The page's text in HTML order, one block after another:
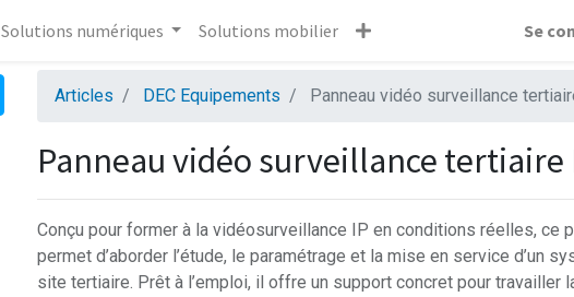
Solutions numériques Solutions mobilier Se
Articles DEC Equipements Panneau vidéo surveillance
Panneau vidéo surveillance tertiaire
Conçu pour former à la vidéosurveillance IP en conditions réelles, ce
permet d’aborder l’étude, le paramétrage et la mise en service d’un
site tertiaire. Prêt à l’emploi, il offre un support concret pour travailler